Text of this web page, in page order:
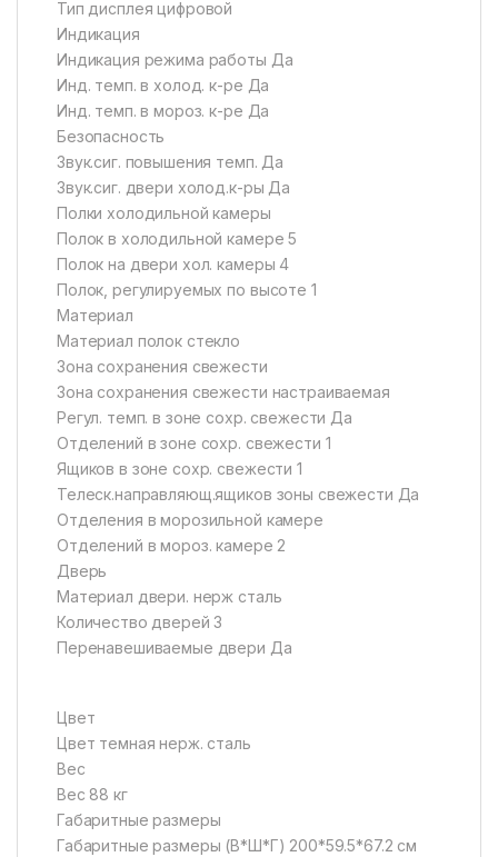
Тип дисплея цифровой
Индикация
Индикация режима работы Да
Инд. темп. в холод. к-ре Да
Инд. темп. в мороз. к-ре Да
Безопасность
Звук.сиг. повышения темп. Да
Звук.сиг. двери холод.к-ры Да
Полки холодильной камеры
Полок в холодильной камере 5
Полок на двери хол. камеры 4
Полок, регулируемых по высоте 1
Материал
Материал полок стекло
Зона сохранения свежести
Зона сохранения свежести настраиваемая
Регул. темп. в зоне сохр. свежести Да
Отделений в зоне сохр. свежести 1
Ящиков в зоне сохр. свежести 1
Телеск.направляющ.ящиков зоны свежести Да
Отделения в морозильной камере
Отделений в мороз. камере 2
Дверь
Материал двери. нерж сталь
Количество дверей 3
Перенавешиваемые двери Да
Цвет
Цвет темная нерж. сталь
Вес
Вес 88 кг
Габаритные размеры
Габаритные размеры (В*Ш*Г) 200*59.5*67.2 см